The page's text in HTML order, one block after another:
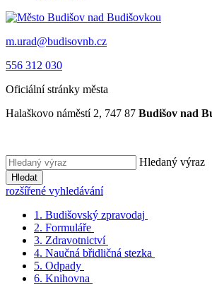
m.urad@budisovnb.cz
556 312 030
Oficiální stránky města
Halaškovo náměstí 2, 747 87 Budišov nad
Hledaný výraz
Hledat
rozšířené vyhledávání
1. Budišovský zpravodaj
2. Formuláře
3. Zdravotnictví
4. Naučná břidličná stezka
5. Odpady
6. Knihovna